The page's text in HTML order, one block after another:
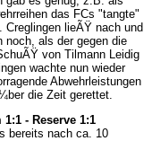
das FCs "tangte"
lieÃŸ nach und
als der gegen die
von Tilmann Leidig
wachte nun wieder
Abwehrleistungen
die Zeit gerettet.
- Reserve 1:1
bereits nach ca. 10